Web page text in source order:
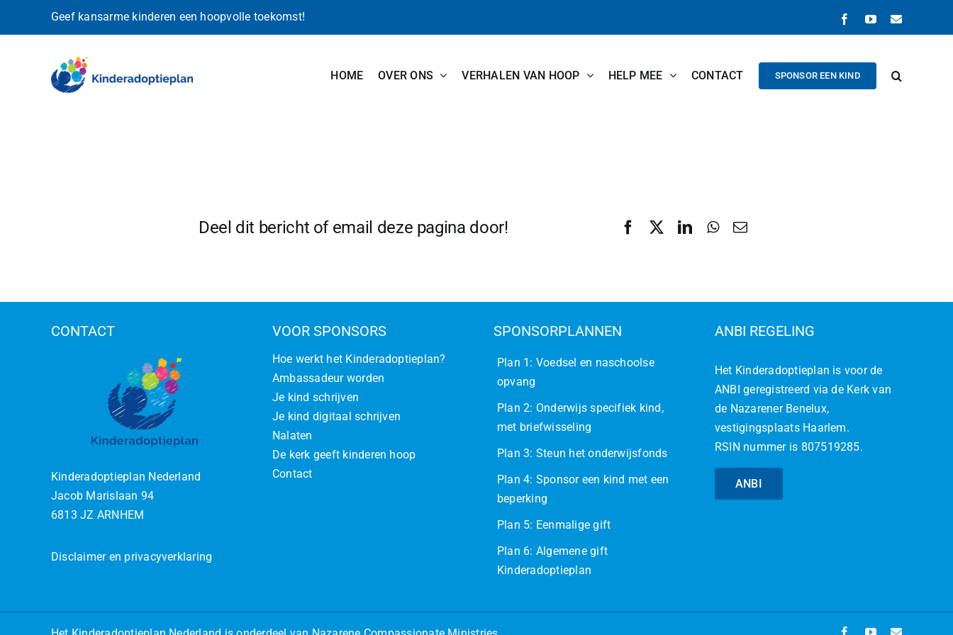
Geef kansarme kinderen een hoopvolle toekomst! FacebookYouTube
E-
HOME OVER ONS VERHALEN VAN HOOP HELP MEE CONTACT SPONSOR EEN KIND
Deel dit bericht of email deze pagina door!
CONTACT
Kinderadoptieplan Nederland
Jacob Marislaan 94
6813 JZ ARNHEM
Disclaimer en privacyverklaring
VOOR SPONSORS
Hoe werkt het Kinderadoptieplan?
Ambassadeur worden
Je kind schrijven
Je kind digitaal schrijven
Nalaten
De kerk geeft kinderen hoop
Contact
SPONSORPLANNEN
Plan 1: Voedsel en naschoolse
opvang
Plan 2: Onderwijs specifiek kind,
met briefwisseling
Plan 3: Steun het onderwijsfonds
Plan 4: Sponsor een kind met een
beperking
Plan 5: Eenmalige gift
Plan 6: Algemene gift
Kinderadoptieplan
ANBI REGELING
Het Kinderadoptieplan is voor de
ANBI geregistreerd via de Kerk van
de Nazarener Benelux,
vestigingsplaats Haarlem.
RSIN nummer is 807519285.
ANBI